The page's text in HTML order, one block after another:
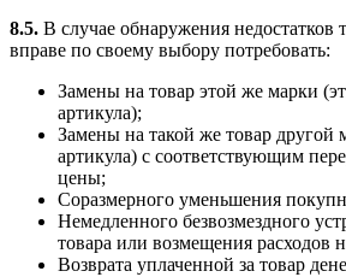
8.5. В случае обнаружения недостатков
вправе по своему выбору потребовать:
Замены на товар этой же марки
артикула);
Замены на такой же товар другой
артикула) с соответствующим
цены;
Соразмерного уменьшения
Немедленного безвозмездного
товара или возмещения расходов
Возврата уплаченной за товар